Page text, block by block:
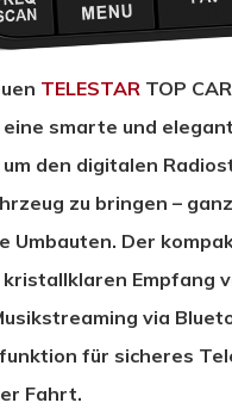
TELESTAR TOP
eine smarte und
den digitalen
zu bringen –
Umbauten. Der
Empfang
via
für sicheres
Fahrt.